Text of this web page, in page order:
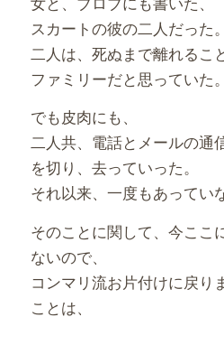
スカートの彼の二人だった。
二人は、死ぬまで離れるこ
ファミリーだと思っていた。
でも皮肉にも、
二人共、電話とメールの通
を切り、去っていった。
それ以来、一度もあってい
そのことに関して、今ここ
ないので、
コンマリ流お片付けに戻り
ことは、